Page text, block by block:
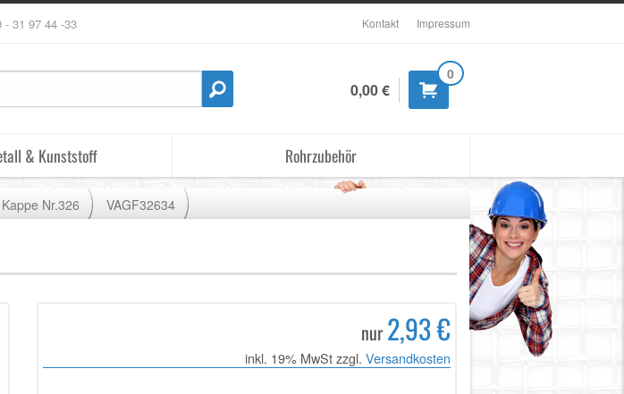
- 31 97 44 -33 Kontakt Impressum
0
0,00 €
& Kunststoff Rohrzubehör
Kappe Nr.326 VAGF32634
nur2,93 €
inkl. 19% MwSt zzgl. Versandkosten